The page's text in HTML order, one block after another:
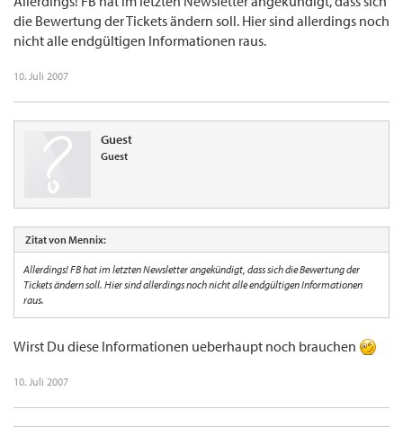
die Bewertung der Tickets ändern soll. Hier sind allerdings noch
nicht alle endgültigen Informationen raus.
10. Juli 2007
Guest
Guest
Zitat von Mennix:
Allerdings! FB hat im letzten Newsletter angekündigt, dass sich die Bewertung der
Tickets ändern soll. Hier sind allerdings noch nicht alle endgültigen Informationen
raus.
Wirst Du diese Informationen ueberhaupt noch brauchen
10. Juli 2007